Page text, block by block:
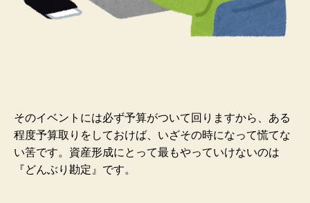
そのイベントには必ず予算がついて回りますから、ある
程度予算取りをしておけば、いざその時になって慌てな
い筈です。資産形成にとって最もやっていけないのは
『どんぶり勘定』です。